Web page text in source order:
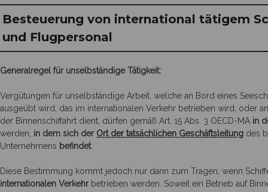
Besteuerung von international tätigem
und Flugpersonal
Generalregel für unselbständige Tätigkeit:
Vergütungen für unselbständige Arbeit, welche an Bord eines
ausgeübt wird, das im internationalen Verkehr betrieben wird, oder
der Binnenschiffahrt dient, dürfen gemäß Art. 15 Abs. 3 OECD-MA in
werden, in dem sich der Ort der tatsächlichen Geschäftsleitung des
Unternehmens befindet.
Diese Bestimmung kommt jedoch nur dann zum Tragen, wenn
internationalen Verkehrbetrieben werden. Soweit ein Betrieb auf